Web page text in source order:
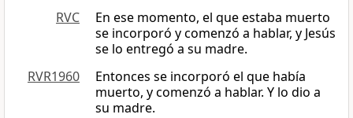
RVC
En ese momento, el que estaba muerto
se incorporó y comenzó a hablar, y Jesús
se lo entregó a su madre.
RVR1960
Entonces se incorporó el que había
muerto, y comenzó a hablar. Y lo dio a
su madre.